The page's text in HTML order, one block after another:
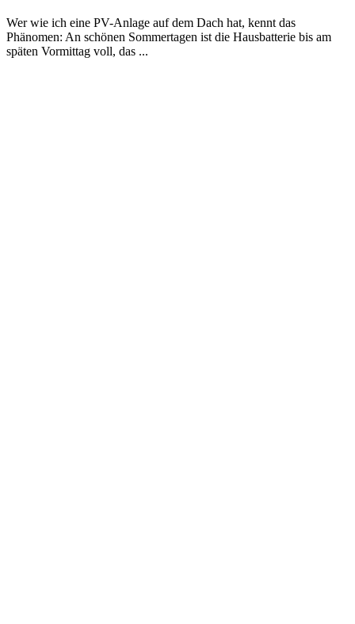
Wer wie ich eine PV-Anlage auf dem Dach hat, kennt das
Phänomen: An schönen Sommertagen ist die Hausbatterie bis am
späten Vormittag voll, das ...